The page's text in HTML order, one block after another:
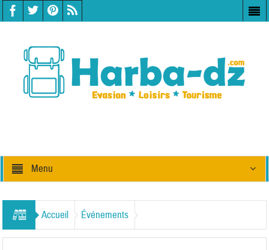
Menu
Accueil Événements